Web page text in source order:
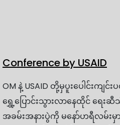
Conference by USAID
OM နဲ့ USAID တို့မှပူးပေါင်းကျင်
ရွှေ့ပြောင်းသွားလာနေထိုင် ရ
အခမ်းအနားပွဲကို မနော်ဟရီလမ်းမှ